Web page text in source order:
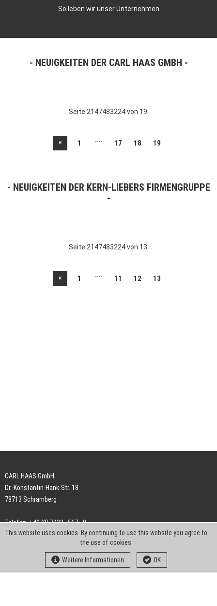
So leben wir unser Unternehmen
NEUIGKEITEN DER CARL HAAS GMBH
Seite 2147483224 von 19.
« 1 .... 17 18 19
NEUIGKEITEN DER KERN-LIEBERS FIRMENGRUPPE
Seite 2147483224 von 13.
« 1 .... 11 12 13
CARL HAAS GmbH
Dr.-Konstantin-Hank-Str. 18
78713 Schramberg
Telefon: +49 (0) 7422 . 567 - 0
Telefax: +49 (0) 7422 . 567 - 239
info-ch@kern-liebers.com
This website uses cookies. By continuing to use this website you agree to
the use of cookies.
Weitere Informationen OK